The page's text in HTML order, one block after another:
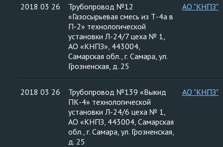
2018 03 26
Трубопровод №12
«Газосырьевая смесь из Т-4а в
П-2» технологической
установки Л-24/7 цеха № 1,
АО «КНПЗ», 443004,
Самарская обл., г. Самара, ул.
Грозненская, д. 25
АО "КНПЗ"
2018 03 26
Трубопровод №139 «Выкид
ПК-4» технологической
установки Л-24/6 цеха № 1,
АО «КНПЗ, 443004, Самарская
обл., г. Самара, ул. Грозненская,
д. 25
АО "КНПЗ"